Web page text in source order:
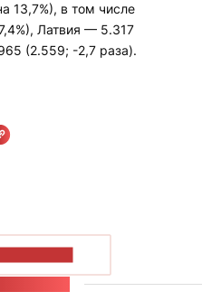
13,7%), в том числе
Латвия — 5.317
(2.559; -2,7 раза).